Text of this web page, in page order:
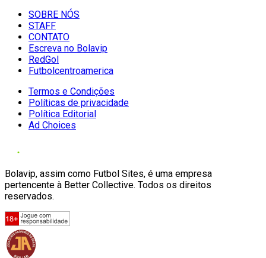
SOBRE NÓS
STAFF
CONTATO
Escreva no Bolavip
RedGol
Futbolcentroamerica
Termos e Condições
Políticas de privacidade
Política Editorial
Ad Choices
Bolavip, assim como Futbol Sites, é uma empresa
pertencente à Better Collective. Todos os direitos
reservados.